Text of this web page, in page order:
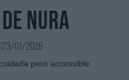
Nura
23/01/2026
però accessible